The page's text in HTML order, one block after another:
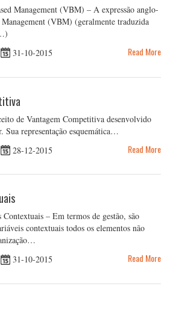
Management (VBM) – A expressão anglo-
Management (VBM) (geralmente traduzida
31-10-2015 Read More
de Vantagem Competitiva desenvolvido
representação esquemática…
28-12-2015 Read More
– Em termos de gestão, são
contextuais todos os elementos não
31-10-2015 Read More